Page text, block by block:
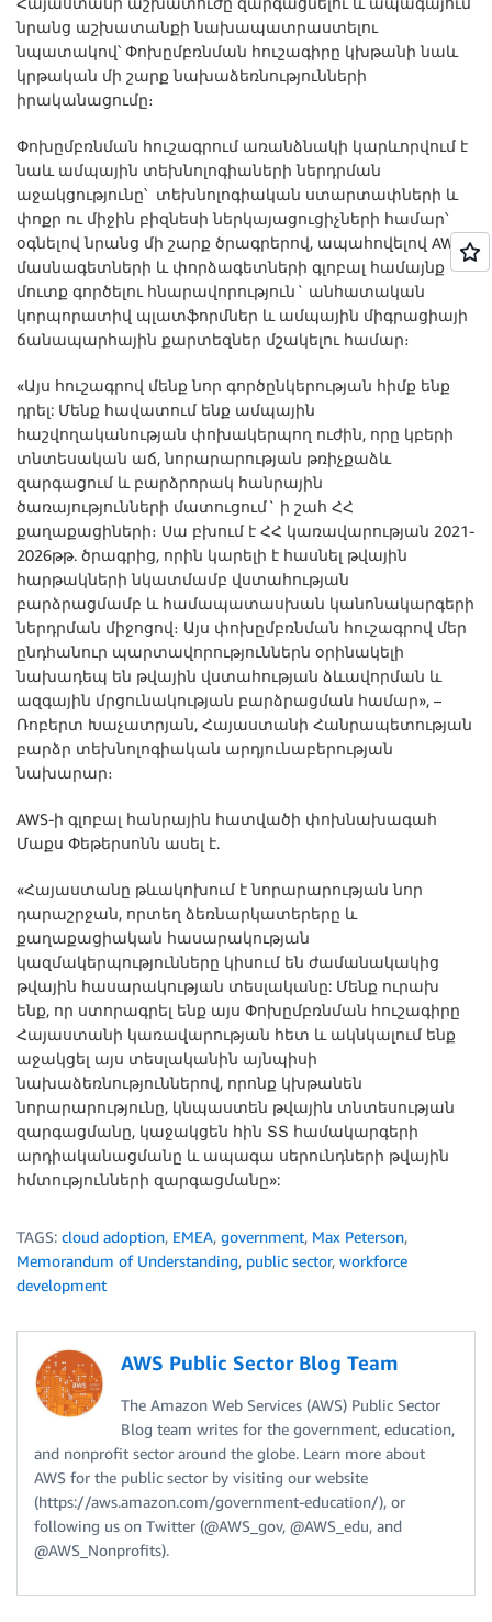
նրանց աշխատանքի նախապատրաստելու
նպատակով՝ Փոխըմբռնման հուշագիրը կխթանի նաև
կրթական մի շարք նախաձեռնությունների
իրականացումը։
Փոխըմբռնման հուշագրում առանձնակի կարևորվում է
նաև ամպային տեխնոլոգիաների ներդրման
աջակցությունը՝ տեխնոլոգիական ստարտափների և
փոքր ու միջին բիզնեսի ներկայացուցիչների համար՝
օգնելով նրանց մի շարք ծրագրերով, ապահովելով AWS
մասնագետների և փորձագետների գլոբալ համայնք
մուտք գործելու հնարավորություն` անհատական
կորպորատիվ պլատֆորմներ և ամպային միգրացիայի
ճանապարհային քարտեզներ մշակելու համար։
«Այս հուշագրով մենք նոր գործընկերության հիմք ենք
դրել: Մենք հավատում ենք ամպային
հաշվողականության փոխակերպող ուժին, որը կբերի
տնտեսական աճ, նորարարության թռիչքաձև
զարգացում և բարձրորակ հանրային
ծառայությունների մատուցում` ի շահ ՀՀ
քաղաքացիների։ Սա բխում է ՀՀ կառավարության 2021-
2026թթ. ծրագրից, որին կարելի է հասնել թվային
հարթակների նկատմամբ վստահության
բարձրացմամբ և համապատասխան կանոնակարգերի
ներդրման միջոցով։ Այս փոխըմբռնման հուշագրով մեր
ընդհանուր պարտավորություններն օրինակելի
նախադեպ են թվային վստահության ձևավորման և
ազգային մրցունակության բարձրացման համար», –
Ռոբերտ Խաչատրյան, Հայաստանի Հանրապետության
բարձր տեխնոլոգիական արդյունաբերության
նախարար։
AWS-ի գլոբալ հանրային հատվածի փոխնախագահ
Մաքս Փեթերսոնն ասել է.
«Հայաստանը թևակոխում է նորարարության նոր
դարաշրջան, որտեղ ձեռնարկատերերը և
քաղաքացիական հասարակության
կազմակերպությունները կիսում են ժամանակակից
թվային հասարակության տեսլականը: Մենք ուրախ
ենք, որ ստորագրել ենք այս Փոխըմբռնման հուշագիրը
Հայաստանի կառավարության հետ և ակնկալում ենք
աջակցել այս տեսլականին այնպիսի
նախաձեռնություններով, որոնք կխթանեն
նորարարությունը, կնպաստեն թվային տնտեսության
զարգացմանը, կաջակցեն հին ՏՏ համակարգերի
արդիականացմանը և ապագա սերունդների թվային
հմտությունների զարգացմանը»:
TAGS: cloud adoption, EMEA, government, Max Peterson,
Memorandum of Understanding, public sector, workforce
development
AWS Public Sector Blog Team
The Amazon Web Services (AWS) Public Sector
Blog team writes for the government, education,
and nonprofit sector around the globe. Learn more about
AWS for the public sector by visiting our website
(https://aws.amazon.com/government-education/), or
following us on Twitter (@AWS_gov, @AWS_edu, and
@AWS_Nonprofits).